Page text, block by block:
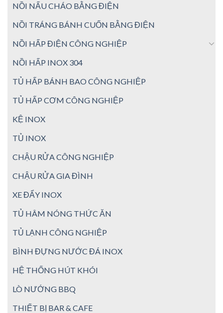
NỒI NẤU CHÁO BẰNG ĐIỆN
NỒI TRÁNG BÁNH CUỐN BẰNG ĐIỆN
NỒI HẤP ĐIỆN CÔNG NGHIỆP
NỒI HẤP INOX 304
TỦ HẤP BÁNH BAO CÔNG NGHIỆP
TỦ HẤP CƠM CÔNG NGHIỆP
KỆ INOX
TỦ INOX
CHẬU RỬA CÔNG NGHIỆP
CHẬU RỬA GIA ĐÌNH
XE ĐẨY INOX
TỦ HÂM NÓNG THỨC ĂN
TỦ LẠNH CÔNG NGHIỆP
BÌNH ĐỰNG NƯỚC ĐÁ INOX
HỆ THỐNG HÚT KHÓI
LÒ NƯỚNG BBQ
THIẾT BỊ BAR & CAFE